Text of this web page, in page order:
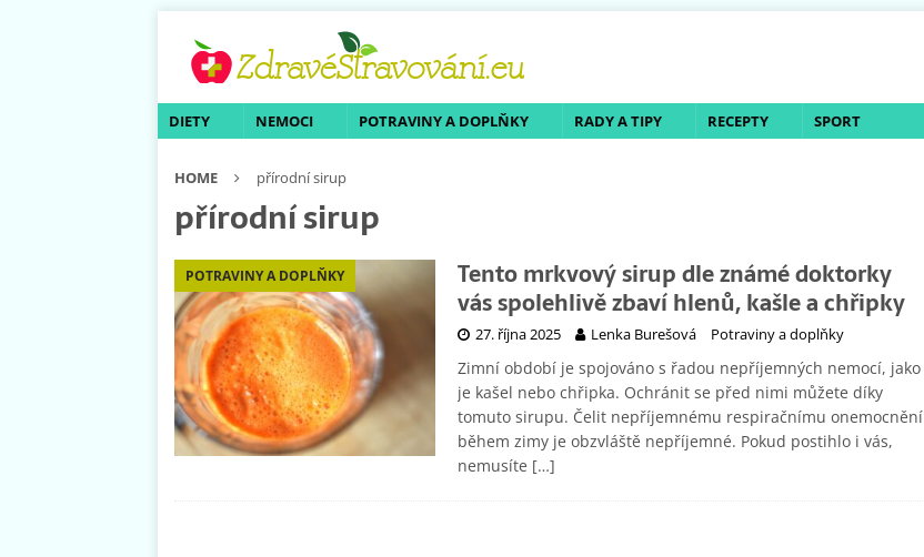
DIETY NEMOCI POTRAVINY A DOPLŇKY RADY A TIPY RECEPTY SPORT
HOME přírodní sirup
přírodní sirup
POTRAVINY A DOPLŇKY
Tento mrkvový sirup dle známé doktorky
vás spolehlivě zbaví hlenů, kašle a chřipky
27. října 2025 Lenka Burešová Potraviny a doplňky
Zimní období je spojováno s řadou nepříjemných nemocí, jako
je kašel nebo chřipka. Ochránit se před nimi můžete díky
tomuto sirupu. Čelit nepříjemnému respiračnímu onemocnění
během zimy je obzvláště nepříjemné. Pokud postihlo i vás,
nemusíte […]